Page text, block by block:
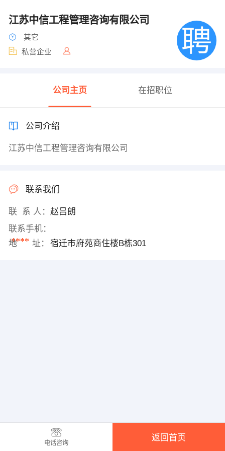
江苏中信工程管理咨询有限公司
其它
私营企业
公司主页 在招职位
公司介绍
江苏中信工程管理咨询有限公司
联系我们
联 系 人： 赵吕朗
联系手机：
****
地 址： 宿迁市府苑商住楼B栋301
电话咨询
返回首页